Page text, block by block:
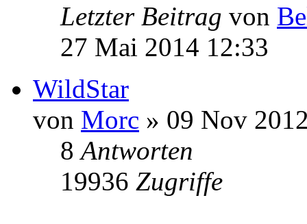
Letzter Beitrag von
27 Mai 2014 12:33
WildStar
von Morc » 09 Nov
8Antworten
19936 Zugriffe